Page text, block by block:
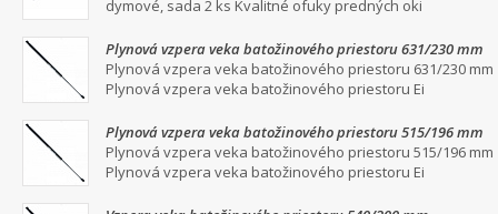
dymové, sada 2 ks Kvalitné ofuky predných oki
Plynová vzpera veka batožinového priestoru 631/230 mm
Plynová vzpera veka batožinového priestoru 631/230 mm
Plynová vzpera veka batožinového priestoru Ei
Plynová vzpera veka batožinového priestoru 515/196 mm
Plynová vzpera veka batožinového priestoru 515/196 mm
Plynová vzpera veka batožinového priestoru Ei